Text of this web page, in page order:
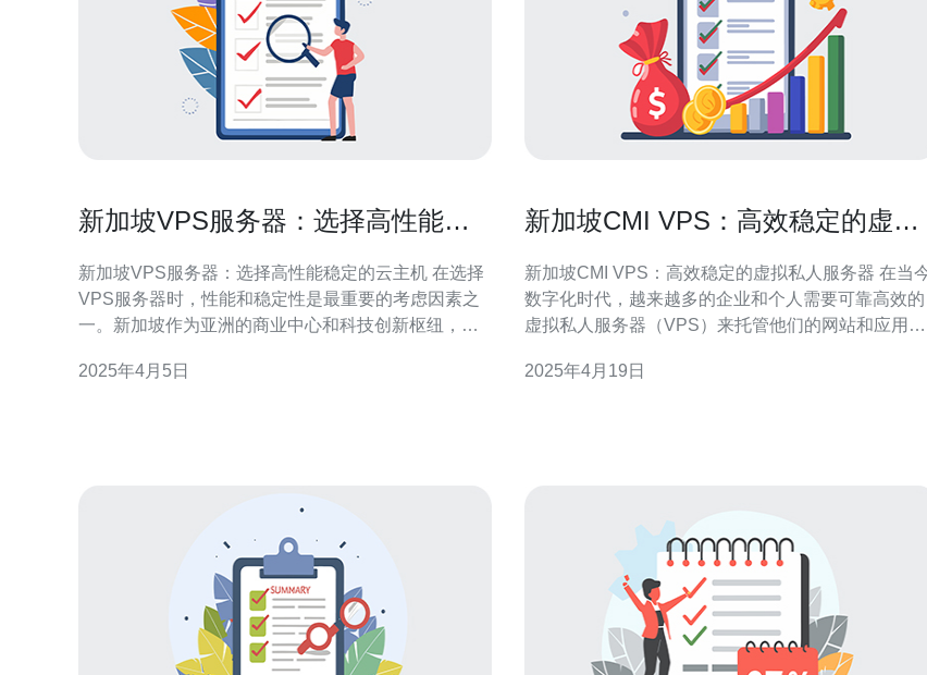
新加坡VPS服务器：选择高性能稳
新加坡VPS服务器：选择高性能稳定的云主机 在选择
VPS服务器时，性能和稳定性是最重要的考虑因素之
一。新加坡作为亚洲的商业中心和科技创新枢纽，拥
务器以其高性能和稳定性而受到全球用户的青睐。 新
2025年4月5日
新加坡CMI VPS：高效稳定的虚拟
新加坡CMI VPS：高效稳定的虚拟私人服务器 在当今
数字化时代，越来越多的企业和个人需要可靠高效的
虚拟私人服务器（VPS）来托管他们的网站和应用程
商，以其高效稳定的服务而闻名。本文将介绍新加坡
2025年4月19日